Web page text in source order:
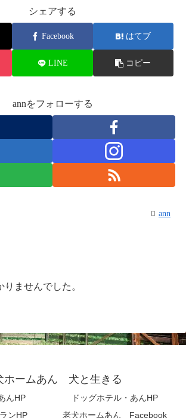
シェアする
Facebook はてブ
LINE コピー
annをフォローする
ann
ませんでした。
ホームあん 犬と生きる
んHP
ドッグホテル・あんHP
ンHP
老犬ホームあん Facebook